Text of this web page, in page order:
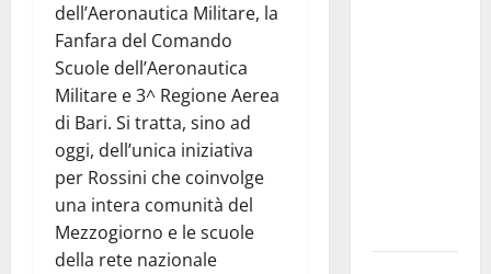
dell’Aeronautica Militare, la
Fanfara del Comando
Scuole dell’Aeronautica
Militare e 3^ Regione Aerea
di Bari. Si tratta, sino ad
oggi, dell’unica iniziativa
per Rossini che coinvolge
una intera comunità del
Mezzogiorno e le scuole
della rete nazionale